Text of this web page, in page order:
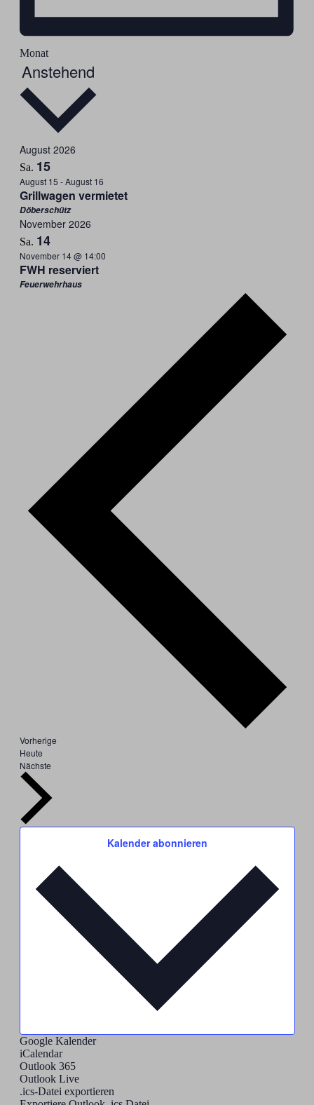
Monat
Anstehend
August 2026
Sa. 15
August 15 -August 16
Grillwagen vermietet
Döberschütz
November 2026
Sa. 14
November 14 @ 14:00
FWH reserviert
Feuerwehrhaus
VorherigeVeranstaltungen
Heute
Nächste
Kalender abonnieren
Google Kalender
iCalendar
Outlook 365
Outlook Live
.ics-Datei exportieren